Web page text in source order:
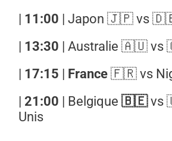
11:00
| Japon 🇯🇵 vs
13:30
| Australie 🇦🇺 vs
17:15 France 🇫🇷 vs
|21:00 Belgique 🇧🇪vs
Unis